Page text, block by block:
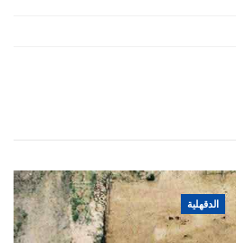
الدقهلية